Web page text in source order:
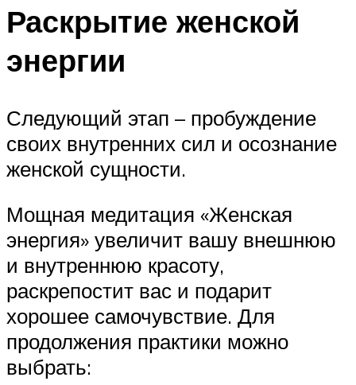
Раскрытие женской
энергии
Следующий этап – пробуждение
своих внутренних сил и осознание
женской сущности.
Мощная медитация «Женская
энергия» увеличит вашу внешнюю
и внутреннюю красоту,
раскрепостит вас и подарит
хорошее самочувствие. Для
продолжения практики можно
выбрать: